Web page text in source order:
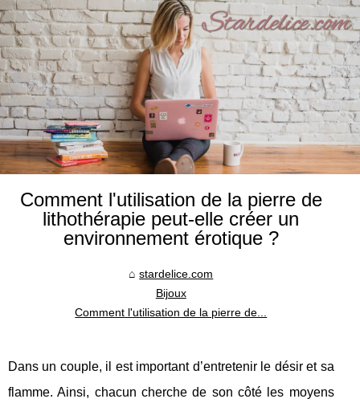
Comment l'utilisation de la pierre de
lithothérapie peut-elle créer un
environnement érotique ?
stardelice.com
Bijoux
Comment l'utilisation de la pierre de...
Dans un couple, il est important d’entretenir le désir et sa
flamme. Ainsi, chacun cherche de son côté les moyens